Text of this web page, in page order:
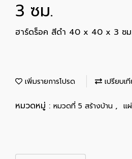
3 ซม.
ฮาร์ดร็อค สีดำ 40 x 40 x 3 ซ
เพิ่มรายการโปรด เปรียบเ
หมวดหมู่ : หมวดที่ 5 สร้างบ้าน , แ